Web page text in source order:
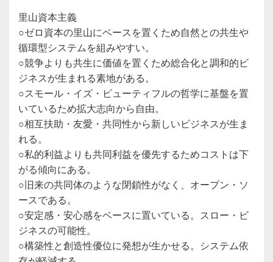
里山資本主義
○ゼロ資本の里山にベースを置くため自然との共生や
循環型システムを組みやすい。
○競争よりも共生に価値を置くため総合化と調和的ビ
ジネスが生まれる素地がある。
○スモール・イズ・ビューティフルの哲学に基盤を置
いているため拡大志向から自由。
○相互扶助・友愛・共同性から新しいビジネスが生ま
れる。
○私的利益よりも共同利益を優先するためコストは下
がる傾向にある。
○旧来の共同体のような閉鎖性がなく、オープン・ソ
ースである。
○安定感・安心感をベースに置いている。スロー・ビ
ジネスの可能性。
○構築性と創造性優位に発想が生かせる。システム依